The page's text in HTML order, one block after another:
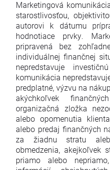
Marketingová
starostlivosťou,
autorovi k dátumu
hodnotiace prvky.
pripravená bez
individuálnej finančnej
nepredstavuje
komunikácia
predplatné, výzvu na
akýchkoľvek
organizačná zložka
alebo opomenutia
alebo predaj finančných
za žiadnu stratu
obmedzenia, akejkoľvek
priamo alebo